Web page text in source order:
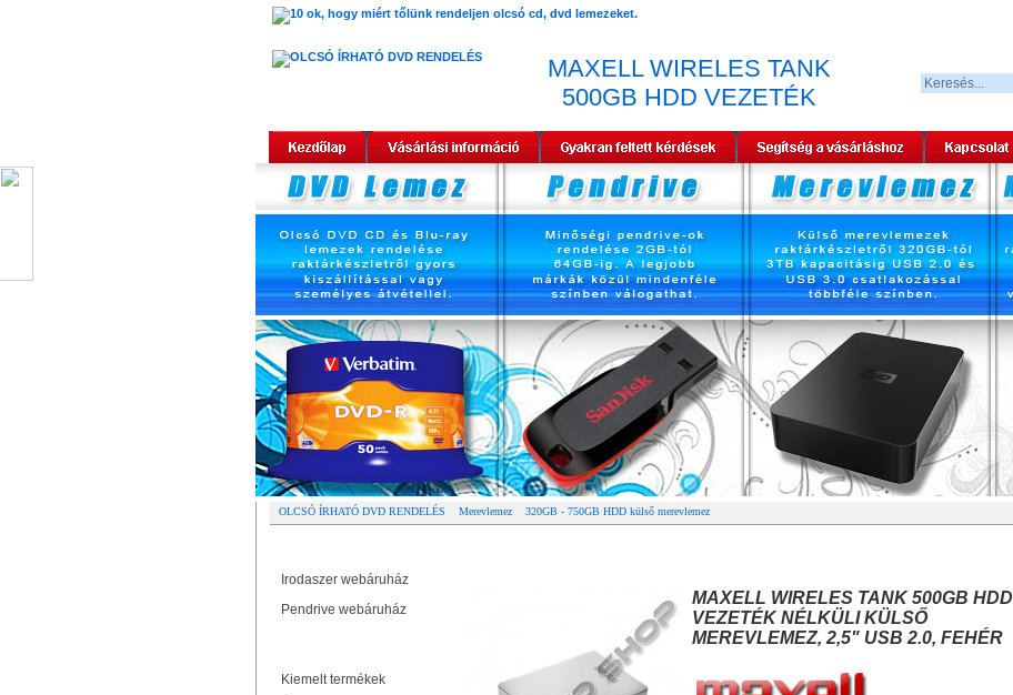
MAXELL WIRELES TANK
500GB HDD VEZETÉK
OLCSÓ ÍRHATÓ DVD RENDELÉS Merevlemez 320GB - 750GB HDD külső merevlemez
Irodaszer webáruház
Pendrive webáruház
Kiemelt termékek
MAXELL WIRELES TANK 500GB HDD
VEZETÉK NÉLKÜLI KÜLSŐ
MEREVLEMEZ, 2,5" USB 2.0, FEHÉR